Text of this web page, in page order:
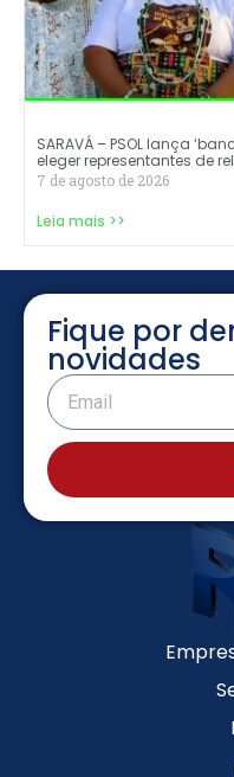
SARAVÁ – PSOL lança
eleger representantes de
7 de agosto de 2026
Leia mais >>
Fique por
novidades